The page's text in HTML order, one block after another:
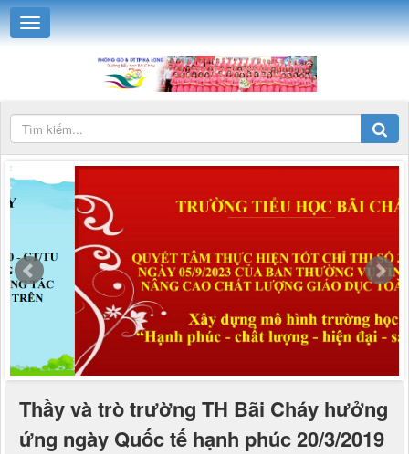
Thầy và trò trường TH Bãi Cháy hưởng
ứng ngày Quốc tế hạnh phúc 20/3/2019